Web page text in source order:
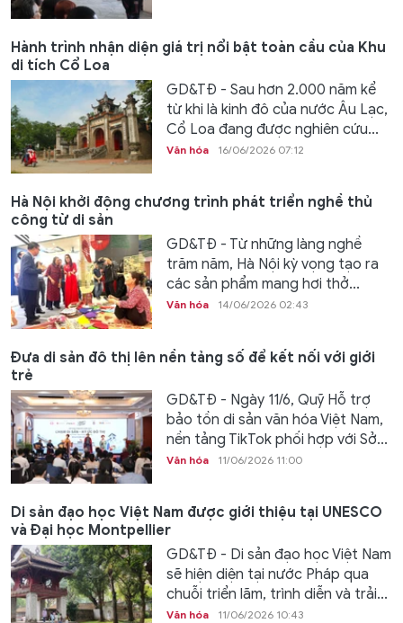
Hành trình nhận diện giá trị nổi bật toàn cầu của Khu
di tích Cổ Loa
GD&TĐ - Sau hơn 2.000 năm kể
từ khi là kinh đô của nước Âu Lạc,
Cổ Loa đang được nghiên cứu...
Văn hóa 16/06/2026 07:12
Hà Nội khởi động chương trình phát triển nghề thủ
công từ di sản
GD&TĐ - Từ những làng nghề
trăm năm, Hà Nội kỳ vọng tạo ra
các sản phẩm mang hơi thở...
Văn hóa 14/06/2026 02:43
Đưa di sản đô thị lên nền tảng số để kết nối với giới
trẻ
GD&TĐ - Ngày 11/6, Quỹ Hỗ trợ
bảo tồn di sản văn hóa Việt Nam,
nền tảng TikTok phối hợp với Sở...
Văn hóa 11/06/2026 11:00
Di sản đạo học Việt Nam được giới thiệu tại UNESCO
và Đại học Montpellier
GD&TĐ - Di sản đạo học Việt Nam
sẽ hiện diện tại nước Pháp qua
chuỗi triển lãm, trình diễn và trải...
Văn hóa 11/06/2026 10:43